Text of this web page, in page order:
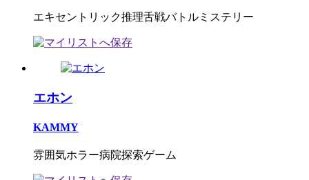
エキセントリック推理舌戦バトルミステリー
エホン
KAMMY
雰囲気ホラー病院探索ゲーム